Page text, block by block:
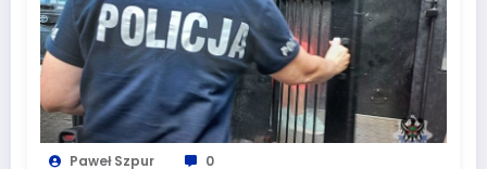
Paweł Szpur 0